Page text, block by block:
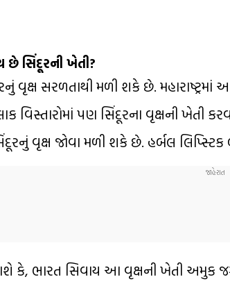
છે સિંદૂરની ખેતી?
વૃક્ષ સરળતાથી મળી શકે છે.
વિસ્તારોમાં પણ સિંદૂરના વૃક્ષની ખેતી
વૃક્ષ જોવા મળી શકે છે. હર્બલ
કે, ભારત સિવાય આ વૃક્ષની ખેતી અમુક